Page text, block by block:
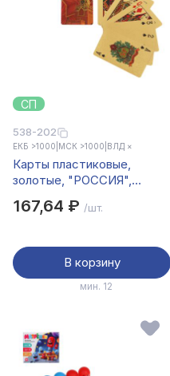
СП
538-202
ЕКБ >1000 МСК >1000 ВЛД ×
Карты пластиковые,
золотые, "РОССИЯ",
167,64 ₽ /шт.
В корзину
мин. 12